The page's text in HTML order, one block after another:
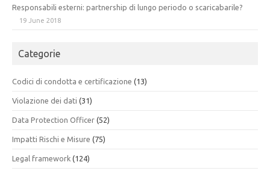
Responsabili esterni: partnership di lungo periodo o scaricabarile?
19 June 2018
Categorie
Codici di condotta e certificazione (13)
Violazione dei dati (31)
Data Protection Officer (52)
Impatti Rischi e Misure (75)
Legal framework (124)